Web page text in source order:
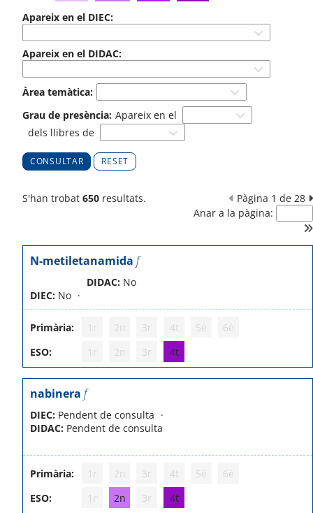
Apareix en el DIEC:
Apareix en el DIDAC:
Àrea temàtica:
Grau de presència: Apareix en el
dels llibres de
RESET
S'han trobat 650 resultats.
Pàgina 1 de 28
Anar a la pàgina:
N-metiletanamida f
DIEC: No
DIDAC: No
Primària: 1r 2n 3r 4t 5è
6è
ESO:
1r 2n 3r 4t
nabinera f
DIEC: Pendent de consulta
DIDAC: Pendent de consulta
Primària: 1r 2n 3r 4t 5è
6è
ESO:
1r 2n 3r 4t